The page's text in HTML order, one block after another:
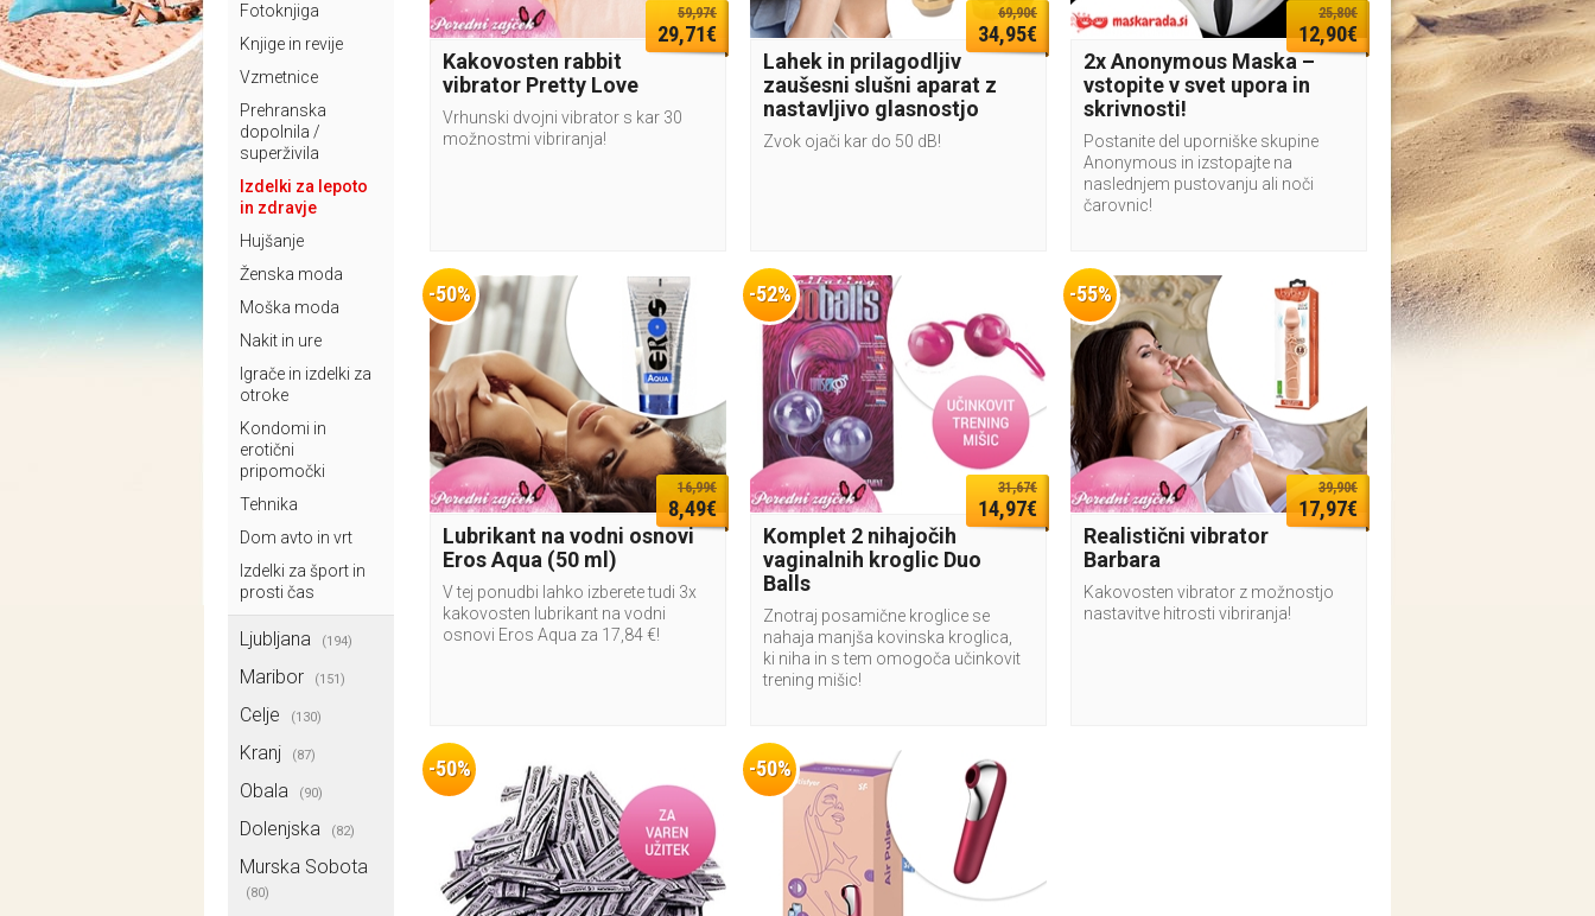
Fotoknjiga
Knjige in revije
Vzmetnice
Prehranska
dopolnila /
superživila
Izdelki za lepoto
in zdravje
Hujšanje
Ženska moda
Moška moda
Nakit in ure
Igrače in izdelki za
otroke
Kondomi in
erotični
pripomočki
Tehnika
Dom avto in vrt
Izdelki za šport in
prosti čas
Ljubljana (194)
Maribor (151)
Celje (130)
Kranj (87)
Obala (90)
Dolenjska (82)
Murska Sobota
(80)
59,97€
29,71€
Kakovosten rabbit
vibrator Pretty Love
Vrhunski dvojni vibrator s kar 30
možnostmi vibriranja!
69,90€
34,95€
Lahek in prilagodljiv
zaušesni slušni aparat z
nastavljivo glasnostjo
Zvok ojači kar do 50 dB!
25,80€
12,90€
2x Anonymous Maska –
vstopite v svet upora in
skrivnosti!
Postanite del uporniške skupine
Anonymous in izstopajte na
naslednjem pustovanju ali noči
čarovnic!
-50%
16,99€
8,49€
Lubrikant na vodni osnovi
Eros Aqua (50 ml)
V tej ponudbi lahko izberete tudi 3x
kakovosten lubrikant na vodni
osnovi Eros Aqua za 17,84 €!
-52%
31,67€
14,97€
Komplet 2 nihajočih
vaginalnih kroglic Duo
Balls
Znotraj posamične kroglice se
nahaja manjša kovinska kroglica,
ki niha in s tem omogoča učinkovit
trening mišic!
-55%
39,90€
17,97€
Realistični vibrator
Barbara
Kakovosten vibrator z možnostjo
nastavitve hitrosti vibriranja!
-50% -50%